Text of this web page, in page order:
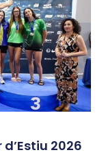
2026